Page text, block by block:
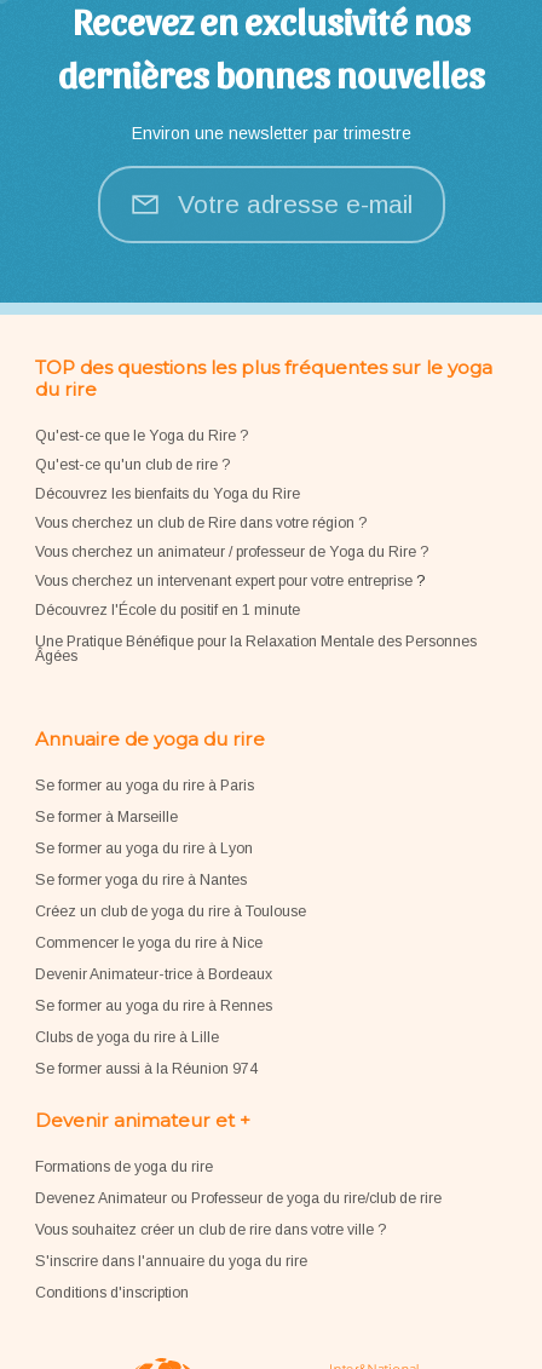
Recevez en exclusivité nos
dernières bonnes nouvelles
Environ une newsletter par trimestre
Votre adresse e-mail
TOP des questions les plus fréquentes sur le yoga
du rire
Qu'est-ce que le Yoga du Rire ?
Qu'est-ce qu'un club de rire ?
Découvrez les bienfaits du Yoga du Rire
Vous cherchez un club de Rire dans votre région ?
Vous cherchez un animateur / professeur de Yoga du Rire ?
Vous cherchez un intervenant expert pour votre entreprise?
Découvrez l'École du positif en 1 minute
Une Pratique Bénéfique pour la Relaxation Mentale des Personnes
Âgées
Annuaire de yoga du rire
Se former au yoga du rire à Paris
Se former à Marseille
Se former au yoga du rire à Lyon
Se former yoga du rire à Nantes
Créez un club de yoga du rire à Toulouse
Commencer le yoga du rire à Nice
Devenir Animateur-trice à Bordeaux
Se former au yoga du rire à Rennes
Clubs de yoga du rire à Lille
Se former aussi à la Réunion 974
Devenir animateur et +
Formations de yoga du rire
Devenez Animateur ou Professeur de yoga du rire/club de rire
Vous souhaitez créer un club de rire dans votre ville ?
S'inscrire dans l'annuaire du yoga du rire
Conditions d'inscription